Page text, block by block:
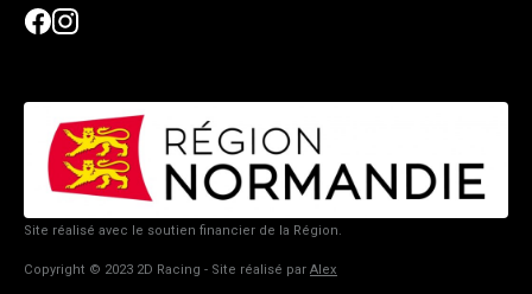
Site réalisé avec le soutien financier de la Région.
Copyright © 2023 2D Racing - Site réalisé par Alex